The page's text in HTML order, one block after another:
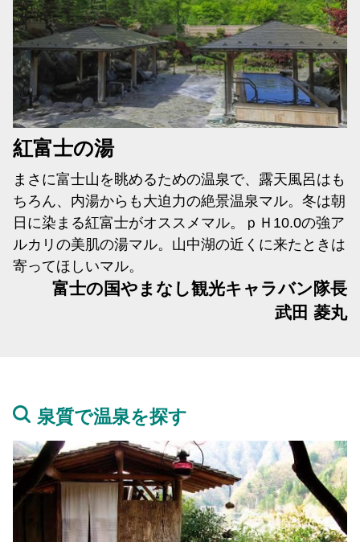
紅富士の湯
まさに富士山を眺めるための温泉で、露天風呂はも
ちろん、内湯からも大迫力の絶景温泉マル。冬は朝
日に染まる紅富士がオススメマル。ｐＨ10.0の強ア
ルカリの美肌の湯マル。山中湖の近くに来たときは
寄ってほしいマル。
富士の国やまなし観光キャラバン隊長
武田 菱丸
泉質で温泉を探す